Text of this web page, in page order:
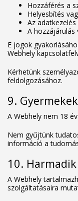
Hozzáférés a
Helyesbítés
Az
A hozzájárulás
E jogok
Webhely
Kérhetünk
feldolgozásához.
9.
A Webhely nem 18
Nem gyűjtünk
információ a
10.
A Webhely
szolgáltatásaira